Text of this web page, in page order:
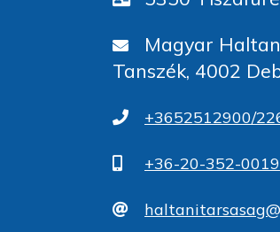
Magyar
Tanszék, 4002
+3652512900/
+36-20-352-0019